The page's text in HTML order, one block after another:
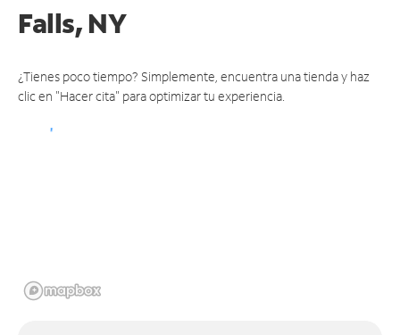
Falls, NY
¿Tienes poco tiempo? Simplemente, encuentra una tienda y haz
clic en "Hacer cita" para optimizar tu experiencia.